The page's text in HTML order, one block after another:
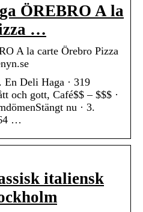
ÖREBRO A la
…
A la carte Örebro Pizza
En Deli Haga · 319
och gott, Café$$ – $$$ ·
nu · 3.
…
italiensk